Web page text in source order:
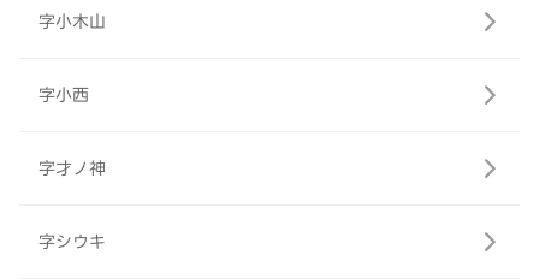
字小木山
字小西
字才ノ神
字シウキ